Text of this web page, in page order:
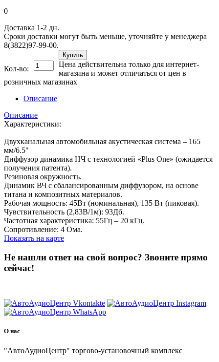
0
Доставка 1-2 дн.
Сроки доставки могут быть меньше, уточняйте у менеджера
8(3822)97-99-00.
Кол-во:
Купить
Цена действительна только для интернет-
магазина и может отличаться от цен в
розничных магазинах
Описание
Описание
Характеристики:
Двухканальная автомобильная акустическая система – 165
мм/6.5"
Диффузор динамика НЧ с технологией «Plus One» (ожидается
получения патента).
Резиновая окружность.
Динамик ВЧ с сбалансированным диффузором, на основе
титана и композитных материалов.
Рабочая мощность: 45Вт (номинальная), 135 Вт (пиковая).
Чувствительность (2,83В/1м): 93Дб.
Частотная характеристика: 55Гц – 20 кГц.
Сопротивление: 4 Ома.
Показать на карте
Не нашли ответ на свой вопрос? Звоните прямо
сейчас!
О нас
"АвтоАудиоЦентр" торгово-установочный комплекс